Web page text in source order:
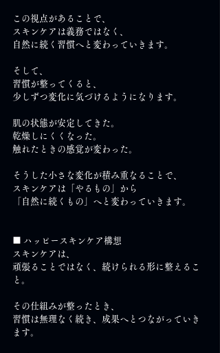
この視点があることで、
スキンケアは義務ではなく、
自然に続く習慣へと変わっていきます。
そして、
習慣が整ってくると、
少しずつ変化に気づけるようになります。
肌の状態が安定してきた。
乾燥しにくくなった。
触れたときの感覚が変わった。
そうした小さな変化が積み重なることで、
スキンケアは「やるもの」から
「自然に続くもの」へと変わっていきます。
■ ハッピースキンケア構想
スキンケアは、
頑張ることではなく、続けられる形に整えるこ
と。
その仕組みが整ったとき、
習慣は無理なく続き、成果へとつながっていき
ます。